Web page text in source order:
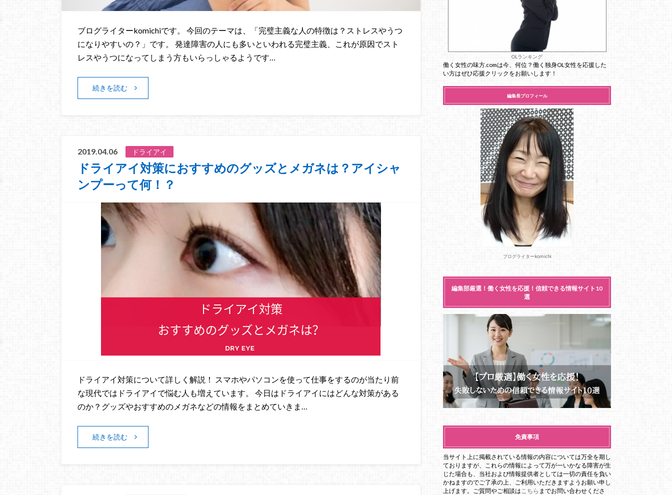
ブログライターkomichiです。 今回のテーマは、「完璧主義な人の特徴は？ストレスやうつ
になりやすいの？」です。 発達障害の人にも多いといわれる完璧主義、これが原因でスト
レスやうつになってしまう方もいらっしゃるようです…
続きを読む
2019.04.06 ドライアイ
ドライアイ対策におすすめのグッズとメガネは？アイシャ
ンプーって何！？
ドライアイ対策について詳しく解説！ スマホやパソコンを使って仕事をするのが当たり前
な現代ではドライアイで悩む人も増えています。 今日はドライアイにはどんな対策がある
のか？グッズやおすすめのメガネなどの情報をまとめていきま…
続きを読む
OLランキング
働く女性の味方.comは今、何位？働く独身OL女性を応援した
い方はぜひ応援クリックをお願いします！
編集長プロフィール
ブログライターkomichi
編集部厳選！働く女性を応援！信頼できる情報サイト10
選
免責事項
当サイト上に掲載されている情報の内容については万全を期し
ておりますが、これらの情報によって万が一いかなる障害が生
じた場合も、当社および情報提供者としては一切の責任を負い
かねますのでご了承の上、ご利用いただきますようお願い申し
上げます。ご質問やご相談は こちら までお問い合わせくださ